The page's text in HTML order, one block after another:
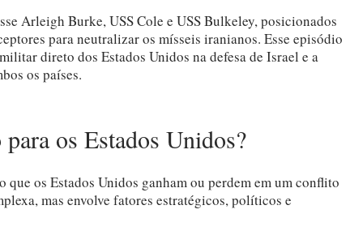
Arleigh Burke, USS Cole e USS Bulkeley, posicionados
para neutralizar os mísseis iranianos. Esse episódio
direto dos Estados Unidos na defesa de Israel e a
os países.
os Estados Unidos?
que os Estados Unidos ganham ou perdem em um conflito
mas envolve fatores estratégicos, políticos e